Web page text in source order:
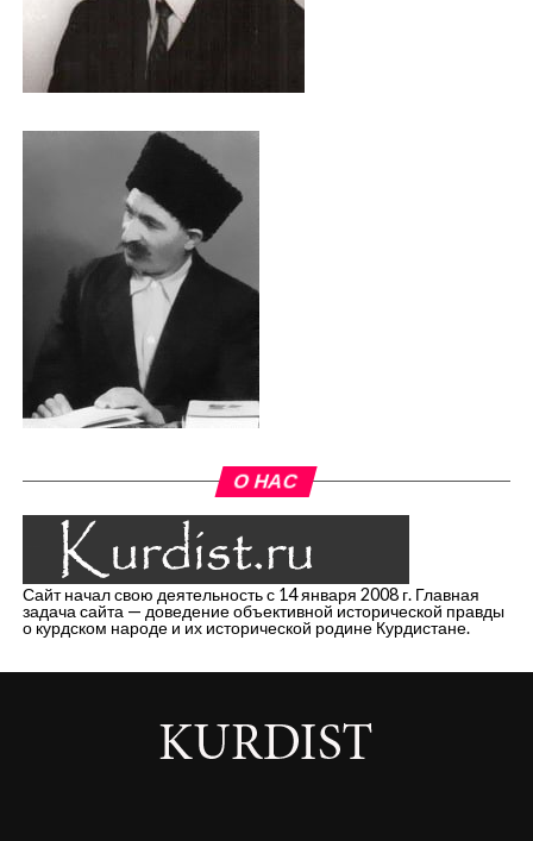
О НАС
Сайт начал свою деятельность с 14 января 2008 г. Главная
задача сайта — доведение объективной исторической правды
о курдском народе и их исторической родине Курдистане.